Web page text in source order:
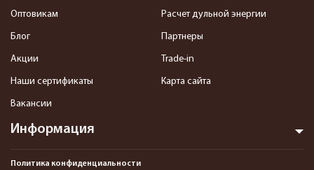
Информация
Оптовикам
Блог
Акции
Наши сертификаты
Вакансии
Расчет дульной энергии
Партнеры
Trade-in
Карта сайта
Политика конфиденциальности